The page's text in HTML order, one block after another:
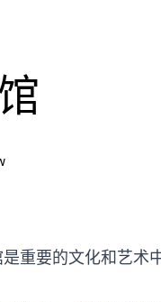
重要的文化和艺术